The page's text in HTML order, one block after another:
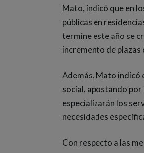
Mato, indicó que en
públicas en
termine este año se
incremento de plazas
Además, Mato indicó
social, apostando
especializarán los
necesidades
Con respecto a las